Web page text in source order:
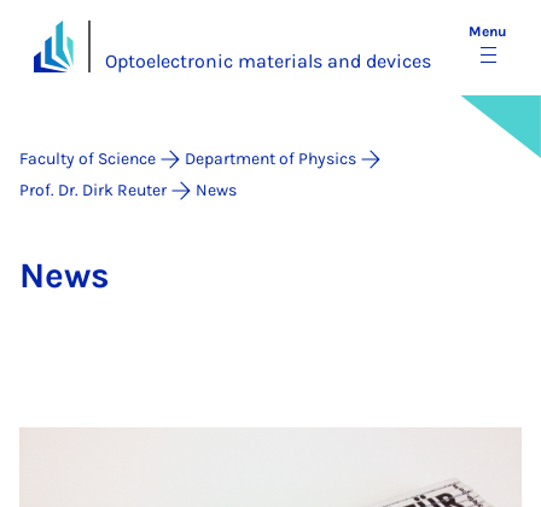
Optoelectronic materials and devices
Menu
Faculty of Science
Department of Physics
Prof. Dr. Dirk Reuter
News
News